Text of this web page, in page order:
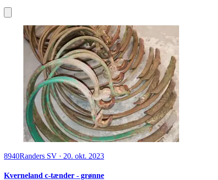
8940Randers SV · 20. okt. 2023
Kverneland c-tænder - grønne